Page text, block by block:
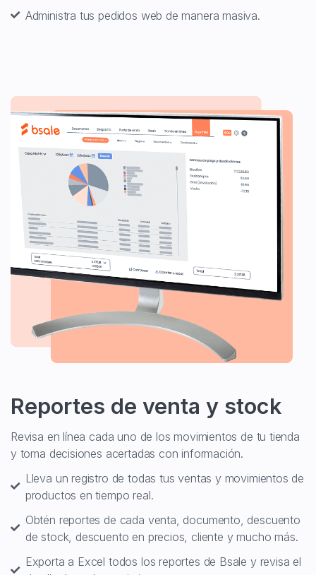
Administra tus pedidos web de manera masiva.
Reportes de venta y stock
Revisa en línea cada uno de los movimientos de tu tienda
y toma decisiones acertadas con información.
Lleva un registro de todas tus ventas y movimientos de
productos en tiempo real.
Obtén reportes de cada venta, documento, descuento
de stock, descuento en precios, cliente y mucho más.
Exporta a Excel todos los reportes de Bsale y revisa el